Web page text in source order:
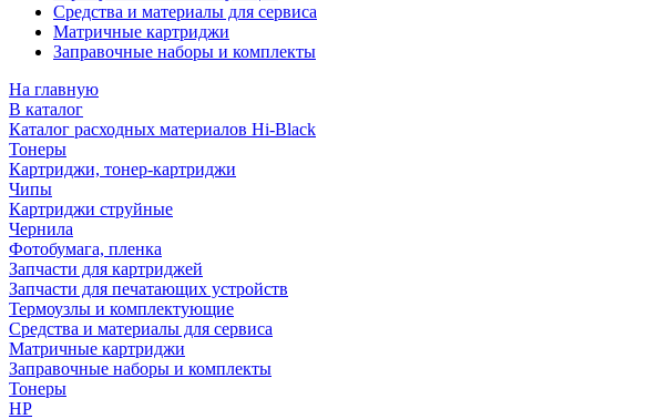
Средства и материалы для сервиса
Матричные картриджи
Заправочные наборы и комплекты
На главную
В каталог
Каталог расходных материалов Hi-Black
Тонеры
Картриджи, тонер-картриджи
Чипы
Картриджи струйные
Чернила
Фотобумага, пленка
Запчасти для картриджей
Запчасти для печатающих устройств
Термоузлы и комплектующие
Средства и материалы для сервиса
Матричные картриджи
Заправочные наборы и комплекты
Тонеры
HP